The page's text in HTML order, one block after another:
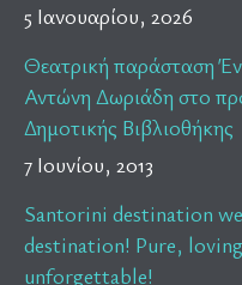
5 Ιανουαρίου, 2026
Θεατρική παράσταση
Αντώνη Δωριάδη στο
Δημοτικής Βιβλιοθήκης
7 Ιουνίου, 2013
Santorini destination
destination! Pure,
unforgettable!